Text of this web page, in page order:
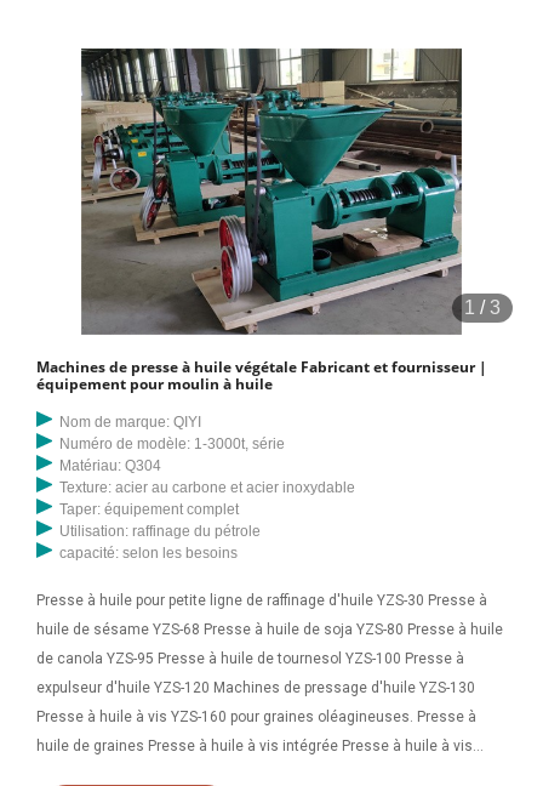
1 /3
Machines de presse à huile végétale Fabricant et fournisseur |
équipement pour moulin à huile
Nom de marque: QIYI
Numéro de modèle: 1-3000t, série
Matériau: Q304
Texture: acier au carbone et acier inoxydable
Taper: équipement complet
Utilisation: raffinage du pétrole
capacité: selon les besoins
Presse à huile pour petite ligne de raffinage d'huile YZS-30 Presse à
huile de sésame YZS-68 Presse à huile de soja YZS-80 Presse à huile
de canola YZS-95 Presse à huile de tournesol YZS-100 Presse à
expulseur d'huile YZS-120 Machines de pressage d'huile YZS-130
Presse à huile à vis YZS-160 pour graines oléagineuses. Presse à
huile de graines Presse à huile à vis intégrée Presse à huile à vis